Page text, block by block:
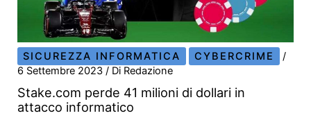
SICUREZZA INFORMATICA CYBERCRIME
/
6 Settembre 2023/ Di Redazione
Stake.com perde 41 milioni di dollari in
attacco informatico